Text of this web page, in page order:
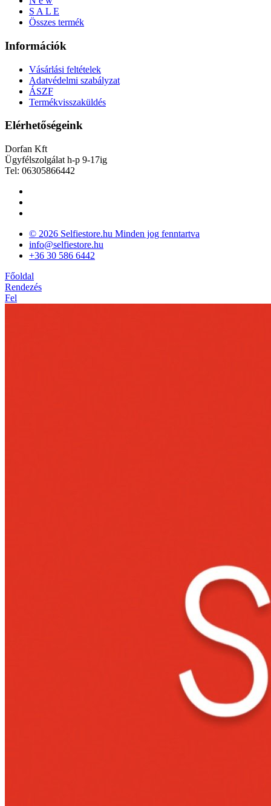
S A L E
Összes termék
Információk
Vásárlási feltételek
Adatvédelmi szabályzat
ÁSZF
Termékvisszaküldés
Elérhetőségeink
Dorfan Kft
Ügyfélszolgálat h-p 9-17ig
Tel: 06305866442
© 2026 Selfiestore.hu Minden jog fenntartva
info@selfiestore.hu
+36 30 586 6442
Főoldal
Rendezés
Fel